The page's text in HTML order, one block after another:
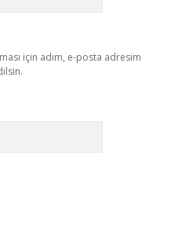
için adım, e-posta adresim